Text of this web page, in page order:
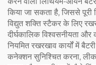
किया जा सकता है, जिससे पूरी
विद्युत शक्ति स्टैकर के लिए
दीर्घकालिक विश्वसनीयता और
नियमित रखरखाव कार्यों में
कनेक्शन सुनिश्चित करना,